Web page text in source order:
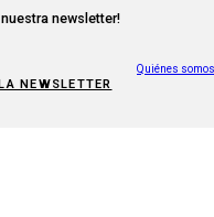
newsletter!
NEWSLETTER
Quiénes somos